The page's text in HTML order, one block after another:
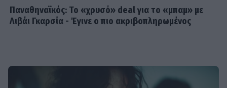
Παναθηναϊκός: Το «χρυσό» deal για το «μπαμ» με
Λιβάι Γκαρσία - Έγινε ο πιο ακριβοπληρωμένος